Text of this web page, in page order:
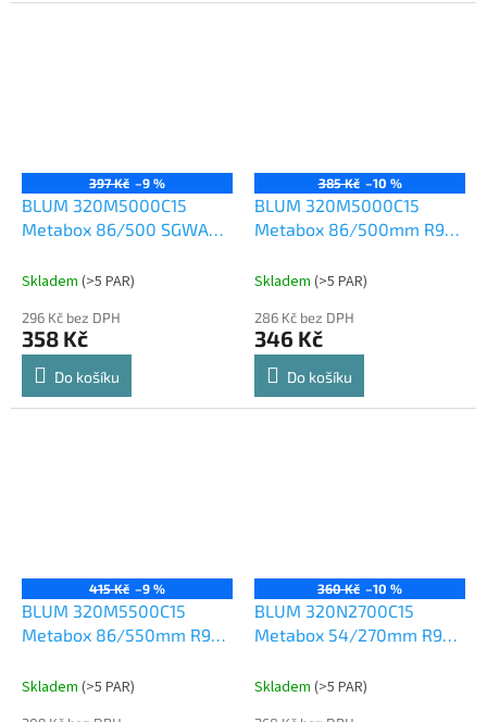
397 Kč –9 %
BLUM 320M5000C15
Metabox 86/500 SGWA
Skladem (>5 PAR)
296 Kč bez DPH
358 Kč
Do košíku
385 Kč –10 %
BLUM 320M5000C15
Metabox 86/500mm R901
Skladem (>5 PAR)
286 Kč bez DPH
346 Kč
Do košíku
415 Kč –9 %
BLUM 320M5500C15
Metabox 86/550mm R901
Skladem (>5 PAR)
360 Kč –10 %
BLUM 320N2700C15
Metabox 54/270mm R901
Skladem (>5 PAR)